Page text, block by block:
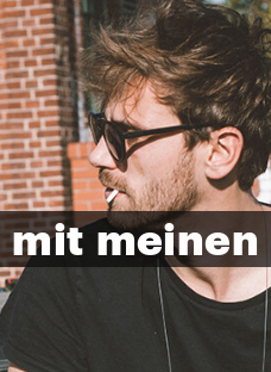
mit meinen